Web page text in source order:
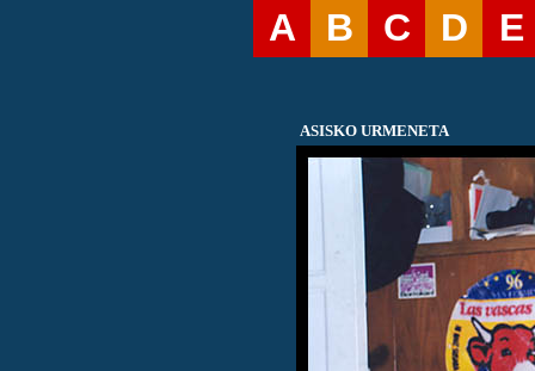
A B C D E
ASISKO URMENETA